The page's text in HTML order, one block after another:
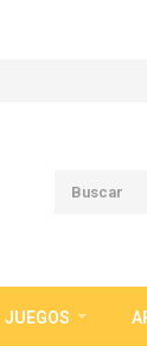
JUEGOS